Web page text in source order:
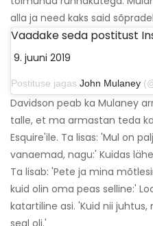
alla ja need kaks said
Vaadake seda postitust
9. juuni 2019
Postituse jagas John Mulaney
Davidson peab ka Mulaney
talle, et ma armastan teda
Esquire'ile. Ta lisas: 'Mul on
vanaemad, nagu:' Kuidas
Ta lisab: 'Pete ja mina
kuid olin oma peas selline:'
katartiline asi. 'Kuid nii